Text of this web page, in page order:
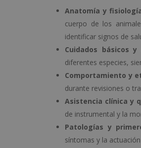
Anatomía y
cuerpo de los
identificar signos de
Cuidados básicos
diferentes especies,
Comportamiento y
durante revisiones o
Asistencia clínica y
de instrumental y la
Patologías y
síntomas y la